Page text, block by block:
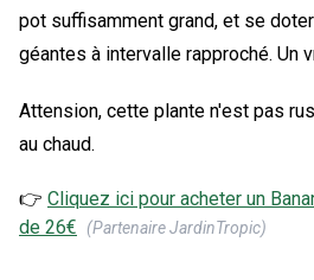
pot suffisamment grand, et se
géantes à intervalle rapproché. Un
Attension, cette plante n'est pas
au chaud.
👉 Cliquez ici pour acheter un
de 26€ (Partenaire JardinTropic)